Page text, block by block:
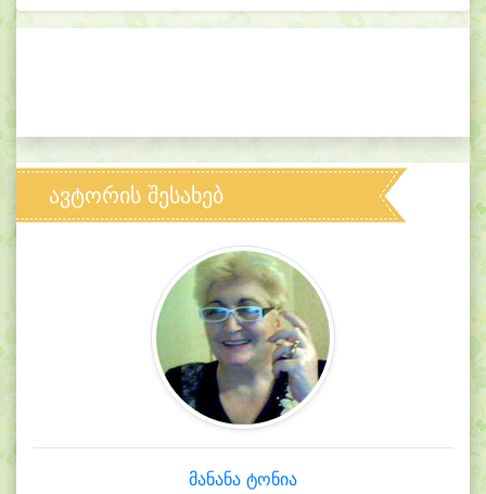
ავტორის შესახებ
მანანა ტონია